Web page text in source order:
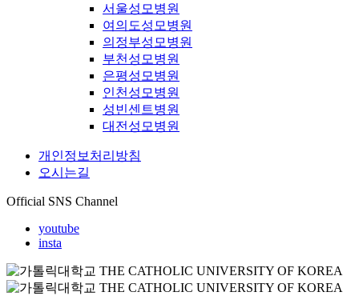
서울성모병원
여의도성모병원
의정부성모병원
부천성모병원
은평성모병원
인천성모병원
성빈센트병원
대전성모병원
개인정보처리방침
오시는길
Official SNS Channel
youtube
insta